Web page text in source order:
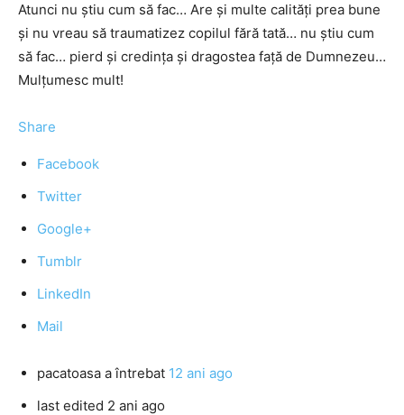
Atunci nu știu cum să fac… Are și multe calități prea bune
și nu vreau să traumatizez copilul fără tată… nu știu cum
să fac… pierd și credința și dragostea față de Dumnezeu…
Mulțumesc mult!
Share
Facebook
Twitter
Google+
Tumblr
LinkedIn
Mail
pacatoasa a întrebat 12 ani ago
last edited 2 ani ago